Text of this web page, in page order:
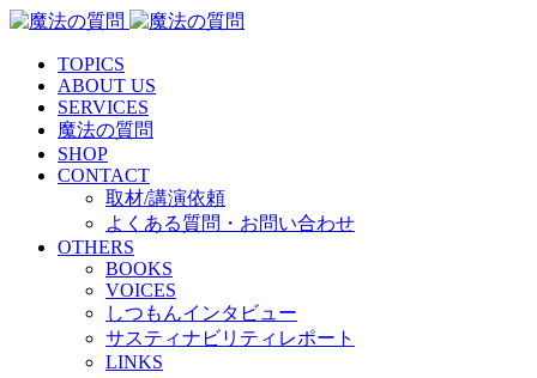
TOPICS
ABOUT US
SERVICES
魔法の質問
SHOP
CONTACT
取材/講演依頼
よくある質問・お問い合わせ
OTHERS
BOOKS
VOICES
しつもんインタビュー
サスティナビリティレポート
LINKS